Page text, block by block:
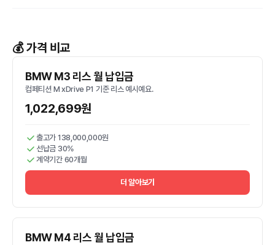
💰 가격 비교
BMW M3 리스 월 납입금
컴페티션 M xDrive P1 기준 리스 예시예요.
1,022,699원
출고가 138,000,000원
선납금 30%
계약기간 60개월
더 알아보기
BMW M4 리스 월 납입금